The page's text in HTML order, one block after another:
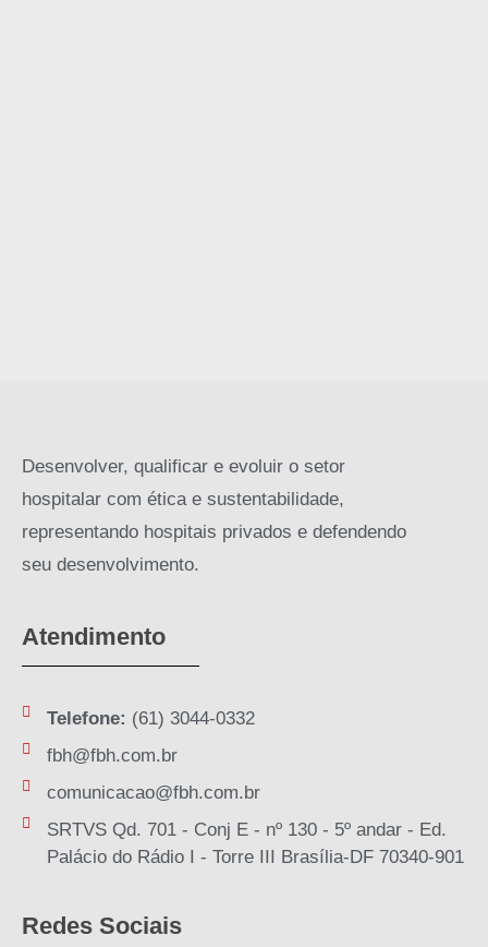
Desenvolver, qualificar e evoluir o setor
hospitalar com ética e sustentabilidade,
representando hospitais privados e defendendo
seu desenvolvimento.
Atendimento
Telefone: (61) 3044-0332
fbh@fbh.com.br
comunicacao@fbh.com.br
SRTVS Qd. 701 - Conj E - nº 130 - 5º andar - Ed.
Palácio do Rádio I - Torre III Brasília-DF 70340-901
Redes Sociais